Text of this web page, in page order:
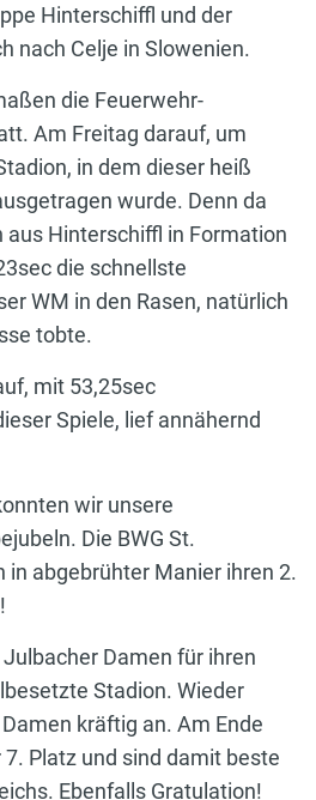
Hinterschiffl und der
nach Celje in Slowenien.
die Feuerwehr-
Am Freitag darauf, um
in dem dieser heiß
wurde. Denn da
aus Hinterschiffl in Formation
die schnellste
WM in den Rasen, natürlich
tobte.
mit 53,25sec
Spiele, lief annähernd
wir unsere
Die BWG St.
abgebrühter Manier ihren 2.
Damen für ihren
Stadion. Wieder
kräftig an. Am Ende
Platz und sind damit beste
Ebenfalls Gratulation!